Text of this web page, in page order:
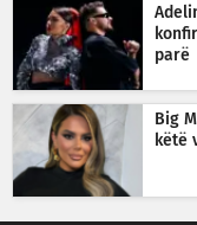
parë
Big
këtë